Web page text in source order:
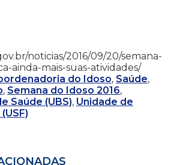
noticias/2016/09/20/semana-
ainda-mais-suas-atividades/
do Idoso, Saúde,
, Semana do Idoso 2016,
Saúde (UBS), Unidade de